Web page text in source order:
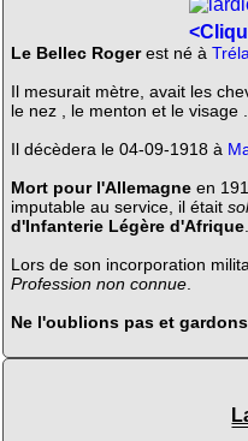
Le Bellec Rogerest né à
Il mesurait mètre, avait les
le nez , le menton et le visage .
Il décèdera le 04-09-1918 à
Mort pour l'Allemagneen
imputable au service, il était
d'Infanterie Légère d'Afrique.
Lors de son incorporation
Profession non connue.
Ne l'oublions pas et